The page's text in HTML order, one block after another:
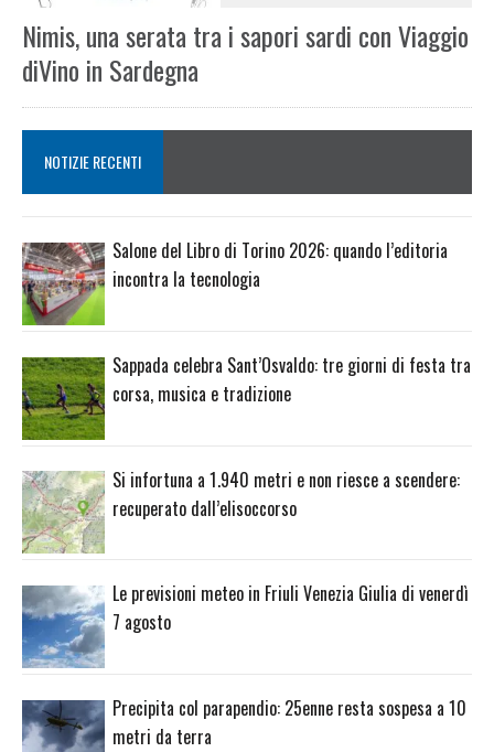
Nimis, una serata tra i sapori sardi con Viaggio
diVino in Sardegna
NOTIZIE RECENTI
Salone del Libro di Torino 2026: quando l’editoria
incontra la tecnologia
Sappada celebra Sant’Osvaldo: tre giorni di festa tra
corsa, musica e tradizione
Si infortuna a 1.940 metri e non riesce a scendere:
recuperato dall’elisoccorso
Le previsioni meteo in Friuli Venezia Giulia di venerdì
7 agosto
Precipita col parapendio: 25enne resta sospesa a 10
metri da terra